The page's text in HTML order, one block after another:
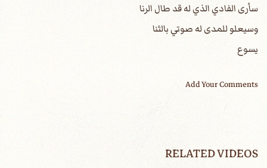
سأرى الفادي الذي له قد طال الرنا
وسيعلو للمدى له صوتي بالثنا
يسوع
Add Your Comments
RELATED VIDEOS